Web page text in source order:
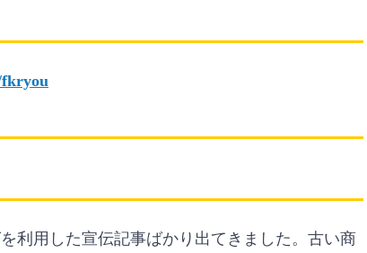
利用した宣伝記事ばかり出てきました。古い商